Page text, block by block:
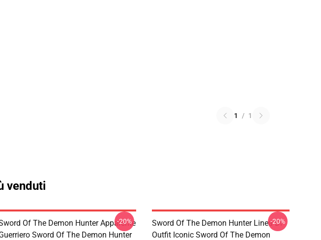
1 / 1
venduti
Of The Demon Hunter Apparente
Sword Of The Demon Hunter
-20%
Sword Of The Demon Hunter Linea Di
Outfit Iconic Sword Of The Demon
-20%